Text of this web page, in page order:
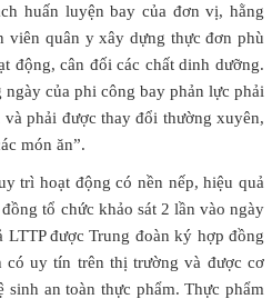
huấn luyện bay của đơn vị, hằng
viên quân y xây dựng thực đơn phù
động, cân đối các chất dinh dưỡng.
của phi công bay phản lực phải
phải được thay đổi thường xuyên,
món ăn”.
trì hoạt động có nền nếp, hiệu quả
tổ chức khảo sát 2 lần vào ngày
LTTP được Trung đoàn ký hợp đồng
có uy tín trên thị trường và được cơ
sinh an toàn thực phẩm. Thực phẩm